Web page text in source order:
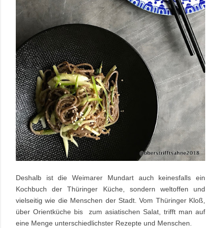
Deshalb ist die Weimarer Mundart auch keinesfalls ein
Kochbuch der Thüringer Küche, sondern weltoffen und
vielseitig wie die Menschen der Stadt. Vom Thüringer Kloß,
über Orientküche bis zum asiatischen Salat, trifft man auf
eine Menge unterschiedlichster Rezepte und Menschen.